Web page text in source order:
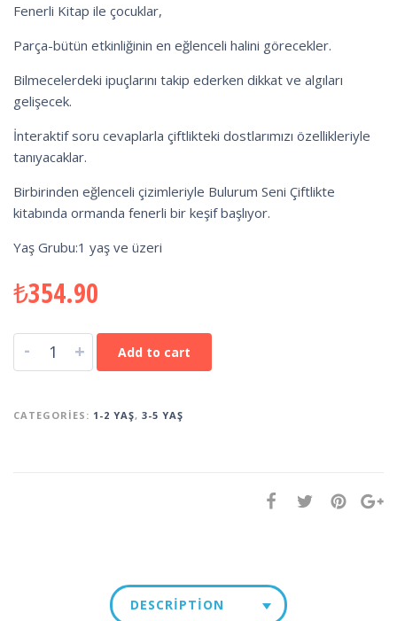
Fenerli Kitap ile çocuklar,
Parça-bütün etkinliğinin en eğlenceli halini görecekler.
Bilmecelerdeki ipuçlarını takip ederken dikkat ve algıları
gelişecek.
İnteraktif soru cevaplarla çiftlikteki dostlarımızı özellikleriyle
tanıyacaklar.
Birbirinden eğlenceli çizimleriyle Bulurum Seni Çiftlikte
kitabında ormanda fenerli bir keşif başlıyor.
Yaş Grubu:1 yaş ve üzeri
₺354.90
- + Add to cart
CATEGORIES: 1-2 YAŞ, 3-5 YAŞ
DESCRIPTION